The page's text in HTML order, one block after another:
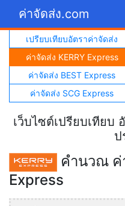
ค่าจัดส่ง.com
เปรียบเทียบอัตราค่าจัดส่ง
ค่าจัดส่ง KERRY Express
ค่าจัดส่ง BEST Express
ค่าจัดส่ง SCG Express
เว็บไซต์เปรียบเทียบ
ป
คำนวณ ค่
Express